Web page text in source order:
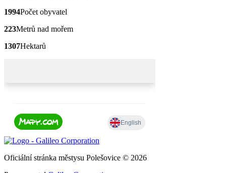
1994Počet obyvatel
223Metrů nad mořem
1307Hektarů
Oficiální stránka městysu Polešovice © 2026